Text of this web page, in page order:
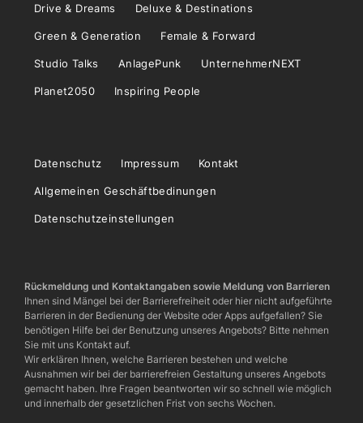
Drive & Dreams Deluxe & Destinations
Green & Generation Female & Forward
Studio Talks AnlagePunk UnternehmerNEXT
Planet2050 Inspiring People
Datenschutz Impressum Kontakt
Allgemeinen Geschäftbedinungen
Datenschutzeinstellungen
Rückmeldung und Kontaktangaben sowie Meldung von Barrieren
Ihnen sind Mängel bei der Barrierefreiheit oder hier nicht aufgeführte
Barrieren in der Bedienung der Website oder Apps aufgefallen? Sie
benötigen Hilfe bei der Benutzung unseres Angebots? Bitte nehmen
Sie mit uns Kontakt auf.
Wir erklären Ihnen, welche Barrieren bestehen und welche
Ausnahmen wir bei der barrierefreien Gestaltung unseres Angebots
gemacht haben. Ihre Fragen beantworten wir so schnell wie möglich
und innerhalb der gesetzlichen Frist von sechs Wochen.